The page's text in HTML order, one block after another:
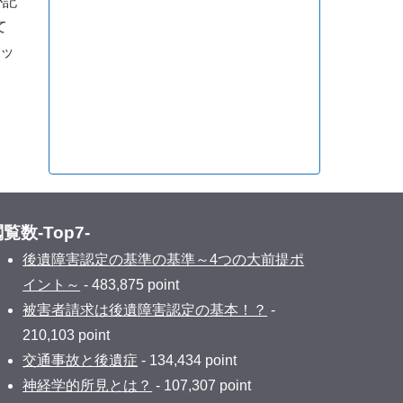
覧数-Top7-
後遺障害認定の基準の基準～4つの大前提ポ
イント～ - 483,875 point
被害者請求は後遺障害認定の基本！？ -
210,103 point
交通事故と後遺症 - 134,434 point
神経学的所見とは？ - 107,307 point